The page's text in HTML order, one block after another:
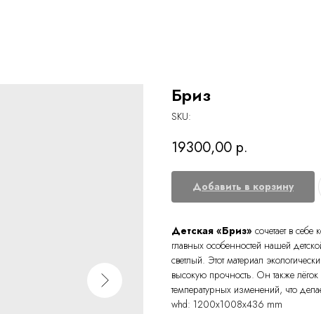
Бриз
SKU:
19300,00 р.
Добавить в корзину
Детская «Бриз» сочетает в
главных особенностей нашей
светлый. Этот материал
высокую прочность. Он также
температурных изменений, что
whd: 1200x1008x436 mm